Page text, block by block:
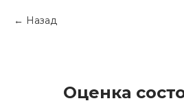
Назад
Оценка